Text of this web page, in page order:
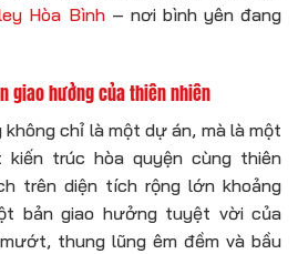
Hòa Bình– nơi bình yên đang
giao hưởng của thiên nhiên
chỉ là một dự án, mà là một
trúc hòa quyện cùng thiên
trên diện tích rộng lớn khoảng
bản giao hưởng tuyệt vời của
thung lũng êm đềm và bầu